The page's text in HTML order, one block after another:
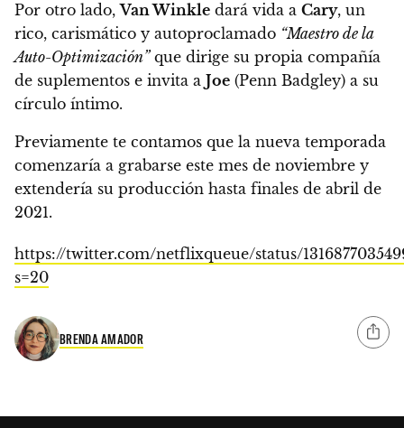
Por otro lado,Van Winkle dará vida a Cary, un
rico, carismático y autoproclamado “Maestro de la
Auto-Optimización”que dirige su propia compañía
de suplementos e invita a Joe (Penn Badgley) a su
círculo íntimo.
Previamente te contamos que la nueva temporada
comenzaría a grabarse este mes de noviembre y
extendería su producción hasta finales de abril de
2021.
https://twitter.com/netflixqueue/status/
s=20
BRENDA AMADOR